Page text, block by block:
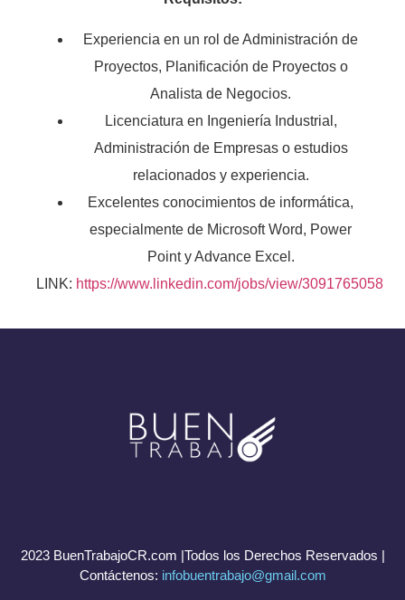
Experiencia en un rol de Administración de
Proyectos, Planificación de Proyectos o
Analista de Negocios.
Licenciatura en Ingeniería Industrial,
Administración de Empresas o estudios
relacionados y experiencia.
Excelentes conocimientos de informática,
especialmente de Microsoft Word, Power
Point y Advance Excel.
LINK: https://www.linkedin.com/jobs/view/3091765058
2023 BuenTrabajoCR.com |Todos los Derechos Reservados |
Contáctenos: infobuentrabajo@gmail.com